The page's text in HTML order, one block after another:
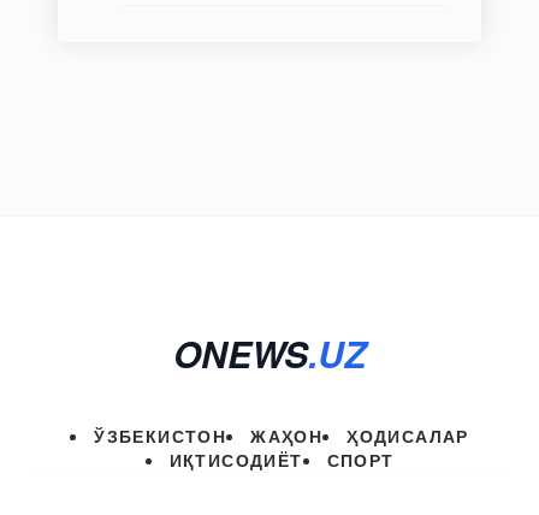
ONEWS.UZ
ЎЗБЕКИСТОН ЖАҲОН
ҲОДИСАЛАР
ИҚТИСОДИЁТ
СПОРТ